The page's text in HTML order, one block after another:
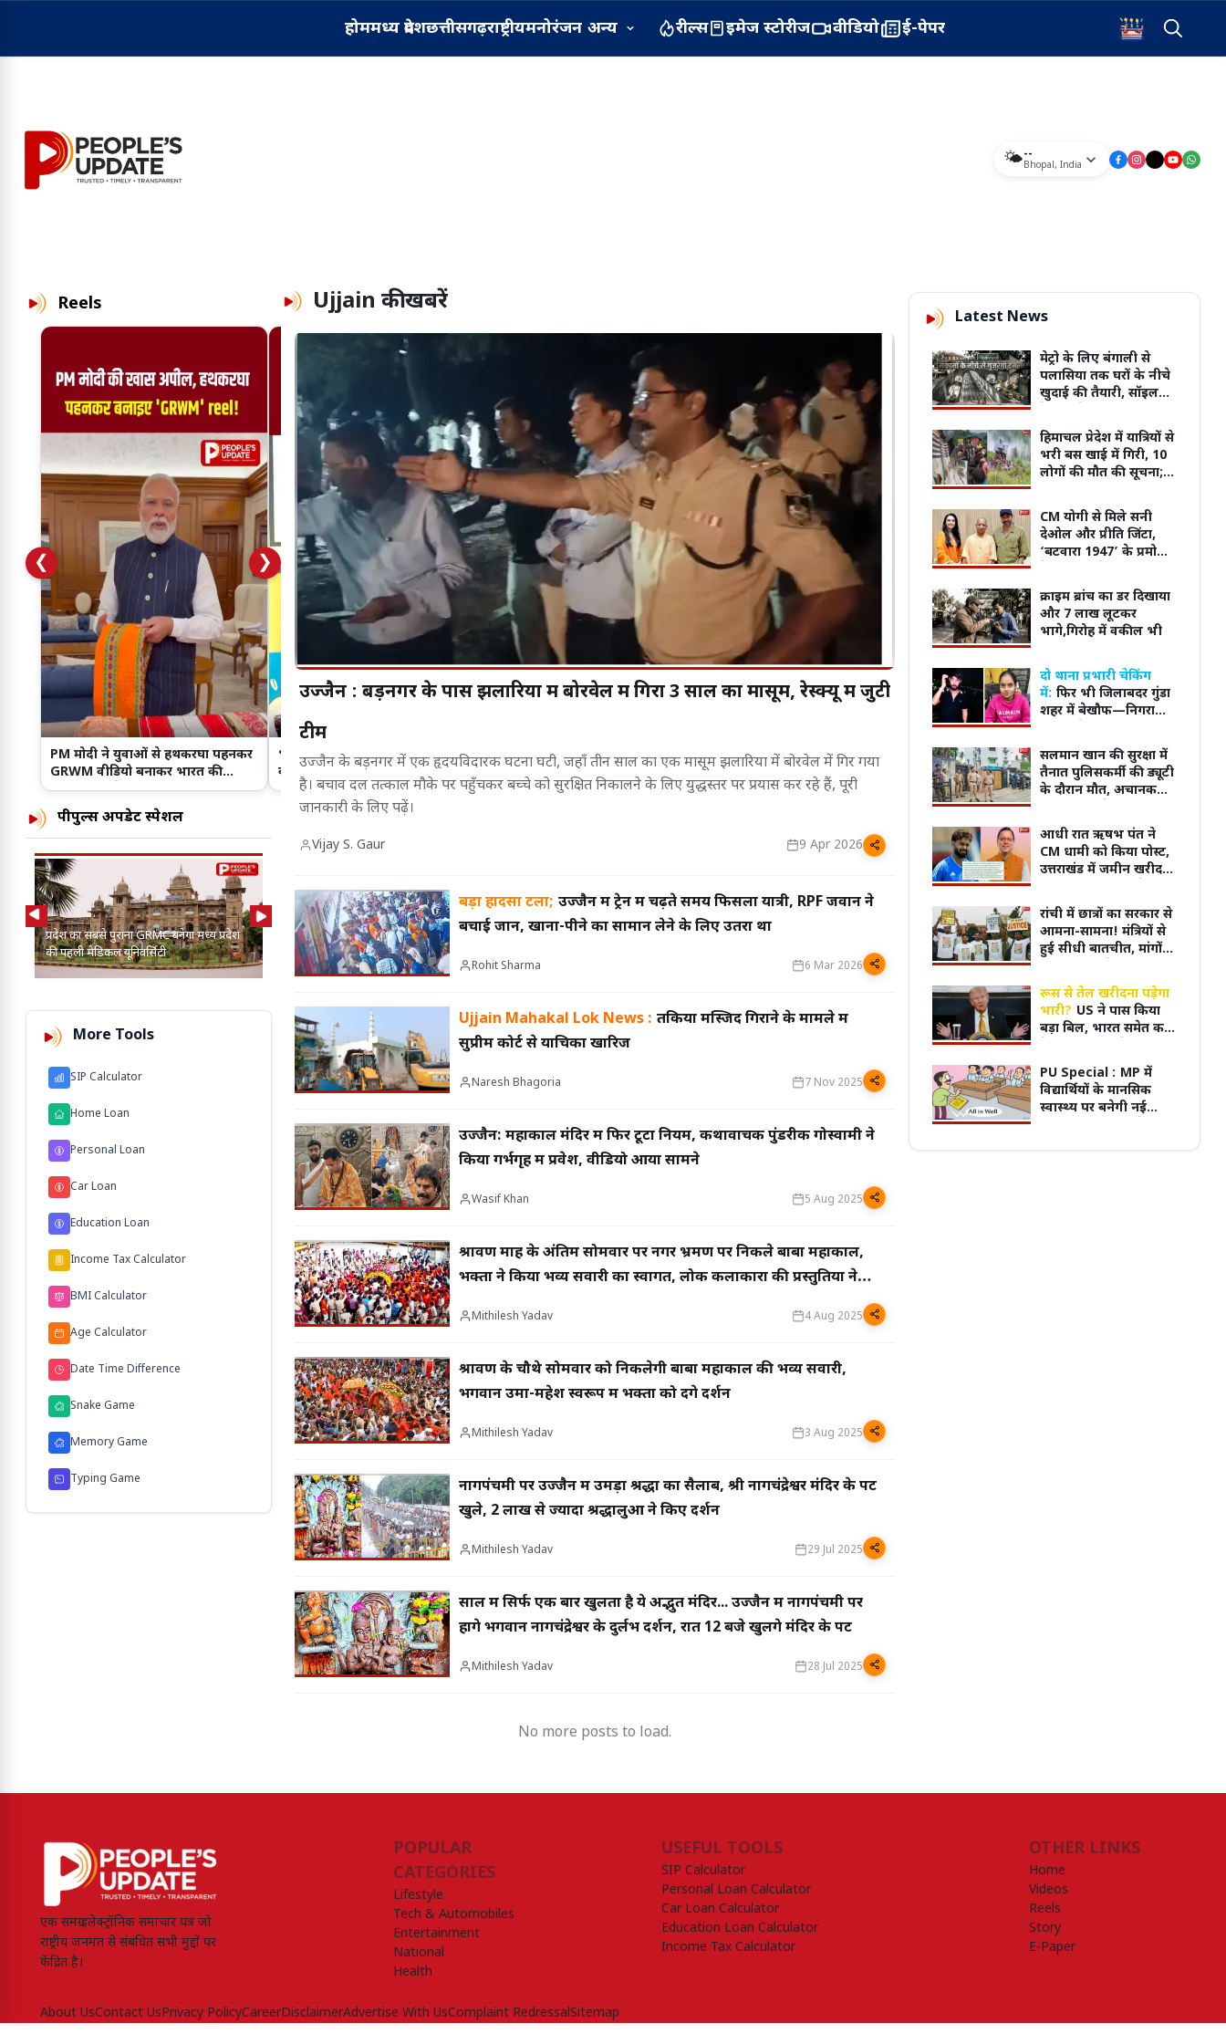
होममध्य प्रदेशछत्तीसगढ़राष्ट्रीयमनोरंजन अन्य रील्स इमेज स्टोरीज वीडियो ई-पेपर
🌤️--
Bhopal, India
Reels
PM मोदी ने युवाओं से हथकरघा पहनकर
GRWM वीडियो बनाकर भारत की
विरासत बढ़ाने की अपील की
भाषण से पहले ChatGPT का इस्तेमाल
करते हैं CM मोहन यादव, छात्रों को दी
खास सलाह!
बेगूसराय के सरकारी अस्पताल में प्लास्टर
की जगह पैर पर बांधा लकड़ी का कुट,
Video Viral!
7 अगस्त का इतिहास: स्वदेशी आंदोलन से
लेकर रवींद्रनाथ टैगोर के निधन तक,
जानिए इस दिन हुईं प्रमुख ऐतिहासिक
07 अगस्त लव राशिफल: किसे मिलेगा
पॉजिटिव जवाब, किसके रिश्ते में आएगा
आज नया मोड़
❮ ❯
पीपुल्स अपडेट स्पेशल
प्रदेश का सबसे पुराना GRMC बनेगा मध्य प्रदेश
की पहली मेडिकल यूनिवर्सिटी
AI की मदद से 2-3 बाघ, तेंदुए,भालू और जंगली
कुत्तों के बीच खोज निकाला गया खूंखार बाघ 'PN
103 M'
मुख्यमंत्री का किस्सा- नेहरू के विरोध पर कांग्रेस
से बाहर हुए; एक साथ तीन चुनाव हारने का रिकॉर्ड,
विधायकों की किडनैपिंग के बाद सीएम बने डीपी
15 साल पुरानी बसों के नियम पर बवाल, 7 अगस्त
से अनिश्चितकालीन हड़ताल पर जाएंगे प्राइवेट बस
प्रदेश का सबसे पुराना GRMC बनेगा मध्य प्रदेश
की पहली मेडिकल यूनिवर्सिटी
More Tools
SIP Calculator
Home Loan
Personal Loan
Car Loan
Education Loan
Income Tax Calculator
BMI Calculator
Age Calculator
Date Time Difference
Snake Game
Memory Game
Typing Game
Ujjain की खबरें
उज्जैन : बड़नगर के पास झलारिया में बोरवेल में गिरा 3 साल का मासूम, रेस्क्यू में जुटी
टीमें
उज्जैन के बड़नगर में एक हृदयविदारक घटना घटी, जहाँ तीन साल का एक मासूम झलारिया में बोरवेल में गिर गया
है। बचाव दल तत्काल मौके पर पहुँचकर बच्चे को सुरक्षित निकालने के लिए युद्धस्तर पर प्रयास कर रहे हैं, पूरी
जानकारी के लिए पढ़ें।
Vijay S. Gaur 9 Apr 2026
बड़ा हादसा टला; उज्जैन में ट्रेन में चढ़ते समय फिसला यात्री, RPF जवान ने
बचाई जान, खाना-पीने का सामान लेने के लिए उतरा था
Rohit Sharma 6 Mar 2026
Ujjain Mahakal Lok News : तकिया मस्जिद गिराने के मामले में
सुप्रीम कोर्ट से याचिका खारिज
Naresh Bhagoria 7 Nov 2025
उज्जैन: महाकाल मंदिर में फिर टूटा नियम, कथावाचक पुंडरीक गोस्वामी ने
किया गर्भगृह में प्रवेश, वीडियो आया सामने
Wasif Khan 5 Aug 2025
श्रावण माह के अंतिम सोमवार पर नगर भ्रमण पर निकले बाबा महाकाल,
भक्तों ने किया भव्य सवारी का स्वागत, लोक कलाकारों की प्रस्तुतियों ने
Mithilesh Yadav 4 Aug 2025
श्रावण के चौथे सोमवार को निकलेगी बाबा महाकाल की भव्य सवारी,
भगवान उमा-महेश स्वरूप में भक्तों को देंगे दर्शन
Mithilesh Yadav 3 Aug 2025
नागपंचमी पर उज्जैन में उमड़ा श्रद्धा का सैलाब, श्री नागचंद्रेश्वर मंदिर के पट
खुले, 2 लाख से ज्यादा श्रद्धालुओं ने किए दर्शन
Mithilesh Yadav 29 Jul 2025
साल में सिर्फ एक बार खुलता है ये अद्भुत मंदिर... उज्जैन में नागपंचमी पर
होंगे भगवान नागचंद्रेश्वर के दुर्लभ दर्शन, रात 12 बजे खुलेंगे मंदिर के पट
Mithilesh Yadav 28 Jul 2025
No more posts to load.
Latest News
मेट्रो के लिए बंगाली से
पलासिया तक घरों के नीचे
खुदाई की तैयारी, सॉइल
हड़कंप
हिमाचल प्रेदेश में यात्रियों से
भरी बस खाई में गिरी, 10
लोगों की मौत की सूचना;
CM योगी से मिले सनी
देओल और प्रीति जिंटा,
‘बटवारा 1947’ के प्रमोशन
तस्वीरें हुईं वायरल
क्राइम ब्रांच का डर दिखाया
और 7 लाख लूटकर
भागे,गिरोह में वकील भी
दो थाना प्रभारी चेकिंग
में: फिर भी जिलाबदर गुंडा
शहर में बेखौफ—निगरानी
सलमान खान की सुरक्षा में
तैनात पुलिसकर्मी की ड्यूटी
के दौरान मौत, अचानक
आधी रात ऋषभ पंत ने
CM धामी को किया पोस्ट,
उत्तराखंड में जमीन खरीदने
साल से कर रहा हूं कोशिश’
रांची में छात्रों का सरकार से
आमना-सामना! मंत्रियों से
हुई सीधी बातचीत, मांगों
रूस से तेल खरीदना पड़ेगा
भारी? US ने पास किया
बड़ा बिल, भारत समेत कई
PU Special : MP में
विद्यार्थियों के मानसिक
स्वास्थ्य पर बनेगी नई
एक समग्र इलेक्ट्रॉनिक समाचार पत्र जो
राष्ट्रीय जनमत से संबंधित सभी मुद्दों पर
केंद्रित है।
POPULAR
CATEGORIES
Lifestyle
Tech & Automobiles
Entertainment
National
Health
USEFUL TOOLS
SIP Calculator
Personal Loan Calculator
Car Loan Calculator
Education Loan Calculator
Income Tax Calculator
OTHER LINKS
Home
Videos
Reels
Story
E-Paper
About UsContact UsPrivacy PolicyCareerDisclaimerAdvertise With UsComplaint RedressalSitemap